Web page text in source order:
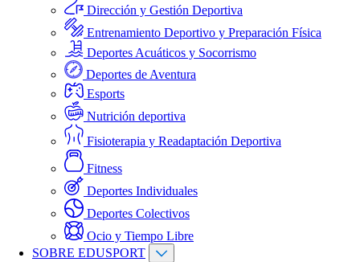
Dirección y Gestión Deportiva
Entrenamiento Deportivo y Preparación Física
Deportes Acuáticos y Socorrismo
Deportes de Aventura
Esports
Nutrición deportiva
Fisioterapia y Readaptación Deportiva
Fitness
Deportes Individuales
Deportes Colectivos
Ocio y Tiempo Libre
SOBRE EDUSPORT